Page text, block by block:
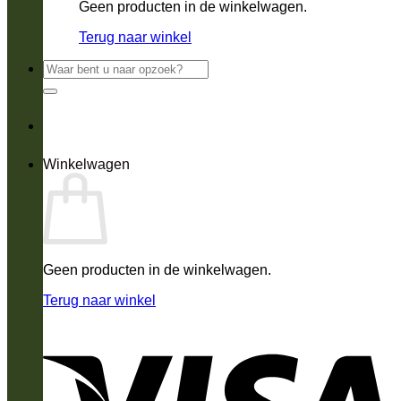
Geen producten in de winkelwagen.
Terug naar winkel
Zoeken
naar:
Winkelwagen
Geen producten in de winkelwagen.
Terug naar winkel